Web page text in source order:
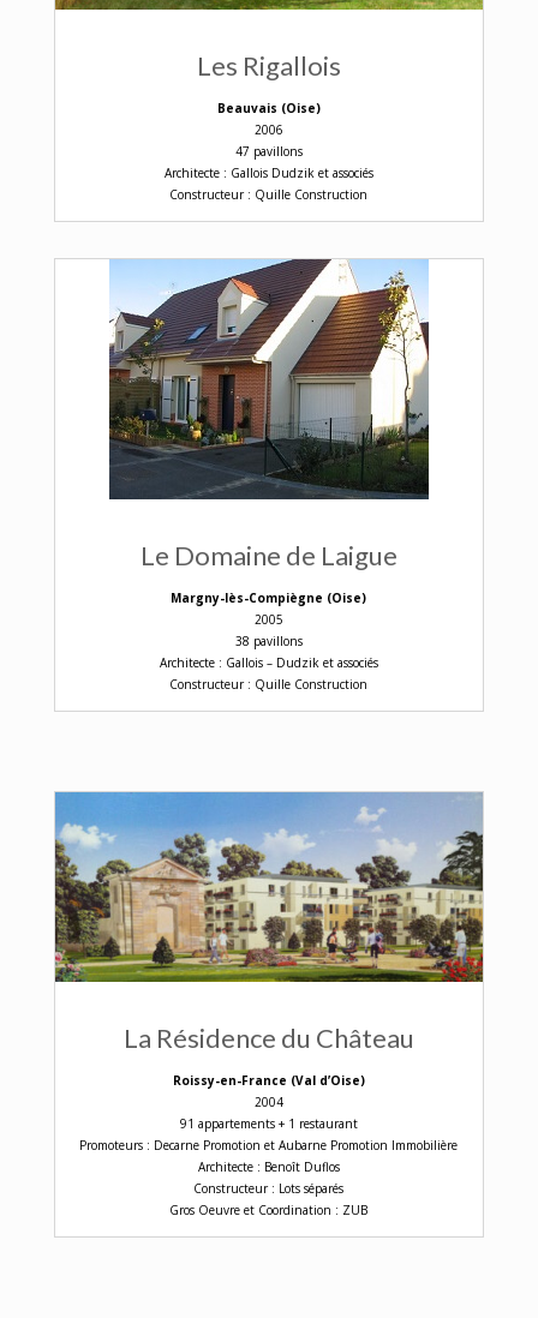
Les Rigallois
Beauvais (Oise)
2006
47 pavillons
Architecte : Gallois Dudzik et associés
Constructeur : Quille Construction
Le Domaine de Laigue
Margny-lès-Compiègne (Oise)
2005
38 pavillons
Architecte : Gallois – Dudzik et associés
Constructeur : Quille Construction
La Résidence du Château
Roissy-en-France (Val d’Oise)
2004
91 appartements + 1 restaurant
Promoteurs : Decarne Promotion et Aubarne Promotion Immobilière
Architecte : Benoît Duflos
Constructeur : Lots séparés
Gros Oeuvre et Coordination : ZUB